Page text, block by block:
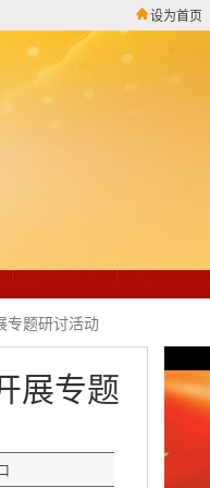
设为首页
专题研讨活动
展专题